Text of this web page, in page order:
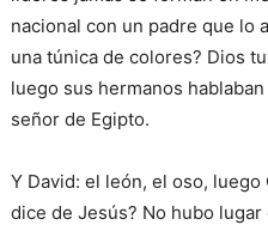
nacional con un padre que lo
una túnica de colores? Dios
luego sus hermanos
señor de Egipto.
Y David: el león, el oso,
dice de Jesús? No hubo